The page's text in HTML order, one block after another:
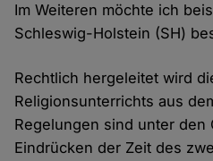
Im Weiteren möchte ich
Schleswig-Holstein (SH)
Rechtlich hergeleitet wird
Religionsunterrichts aus
Regelungen sind unter den
Eindrücken der Zeit des